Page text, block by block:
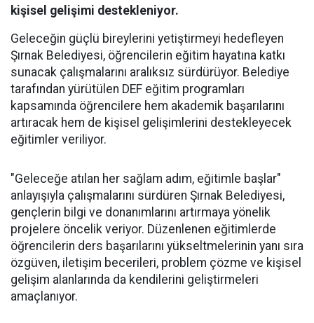
kişisel gelişimi destekleniyor.
Geleceğin güçlü bireylerini yetiştirmeyi hedefleyen
Şırnak Belediyesi, öğrencilerin eğitim hayatına katkı
sunacak çalışmalarını aralıksız sürdürüyor. Belediye
tarafından yürütülen DEF eğitim programları
kapsamında öğrencilere hem akademik başarılarını
artıracak hem de kişisel gelişimlerini destekleyecek
eğitimler veriliyor.
"Geleceğe atılan her sağlam adım, eğitimle başlar"
anlayışıyla çalışmalarını sürdüren Şırnak Belediyesi,
gençlerin bilgi ve donanımlarını artırmaya yönelik
projelere öncelik veriyor. Düzenlenen eğitimlerde
öğrencilerin ders başarılarını yükseltmelerinin yanı sıra
özgüven, iletişim becerileri, problem çözme ve kişisel
gelişim alanlarında da kendilerini geliştirmeleri
amaçlanıyor.